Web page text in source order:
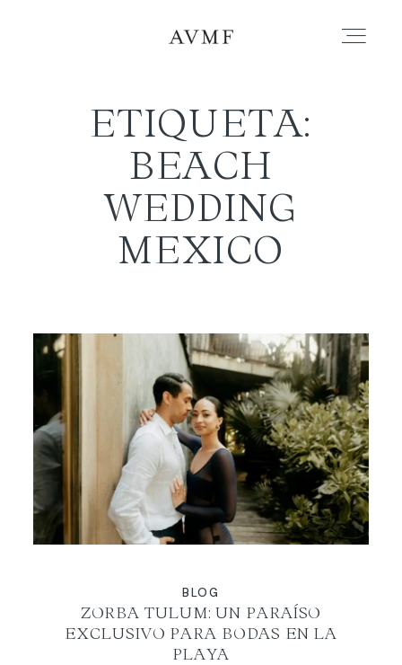
PORTAFOLIO
HISTORIAS
BLOG
CONTACTO
ES
ETIQUETA:
BEACH
WEDDING
MEXICO
BLOG
ZORBA TULUM: UN PARAÍSO
EXCLUSIVO PARA BODAS EN LA
PLAYA